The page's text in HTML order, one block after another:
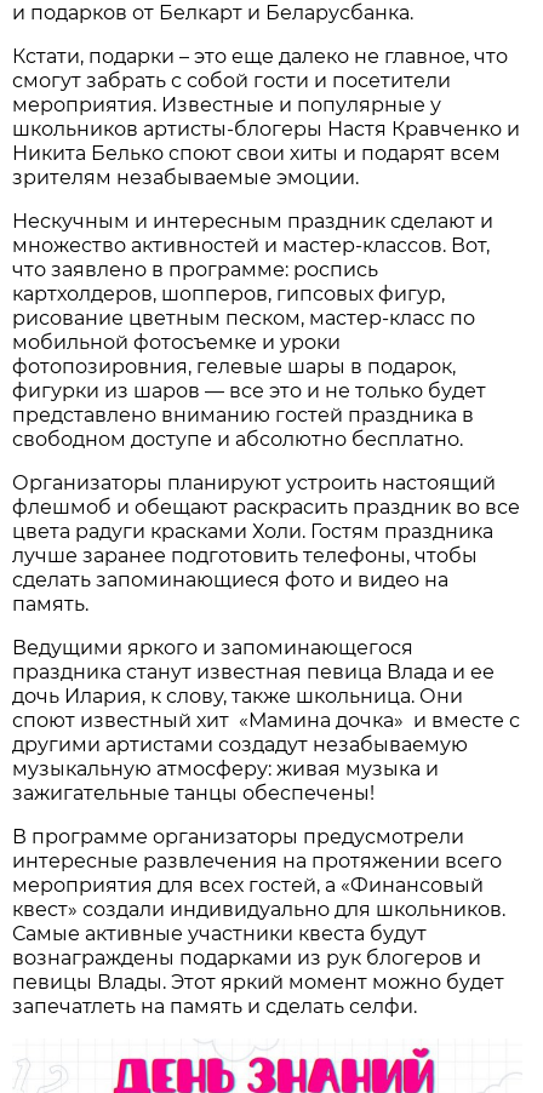
и подарков от Белкарт и Беларусбанка.
Кстати, подарки – это еще далеко не главное, что
смогут забрать с собой гости и посетители
мероприятия. Известные и популярные у
школьников артисты-блогеры Настя Кравченко и
Никита Белько споют свои хиты и подарят всем
зрителям незабываемые эмоции.
Нескучным и интересным праздник сделают и
множество активностей и мастер-классов. Вот,
что заявлено в программе: роспись
картхолдеров, шопперов, гипсовых фигур,
рисование цветным песком, мастер-класс по
мобильной фотосъемке и уроки
фотопозировния, гелевые шары в подарок,
фигурки из шаров — все это и не только будет
представлено вниманию гостей праздника в
свободном доступе и абсолютно бесплатно.
Организаторы планируют устроить настоящий
флешмоб и обещают раскрасить праздник во все
цвета радуги красками Холи. Гостям праздника
лучше заранее подготовить телефоны, чтобы
сделать запоминающиеся фото и видео на
память.
Ведущими яркого и запоминающегося
праздника станут известная певица Влада и ее
дочь Илария, к слову, также школьница. Они
споют известный хит «Мамина дочка» и вместе с
другими артистами создадут незабываемую
музыкальную атмосферу: живая музыка и
зажигательные танцы обеспечены!
В программе организаторы предусмотрели
интересные развлечения на протяжении всего
мероприятия для всех гостей, а «Финансовый
квест» создали индивидуально для школьников.
Самые активные участники квеста будут
вознаграждены подарками из рук блогеров и
певицы Влады. Этот яркий момент можно будет
запечатлеть на память и сделать селфи.